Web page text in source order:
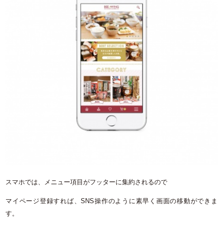
スマホでは、メニュー項目がフッターに集約されるので
マイページ登録すれば、SNS操作のように素早く画面の移動ができま
す。